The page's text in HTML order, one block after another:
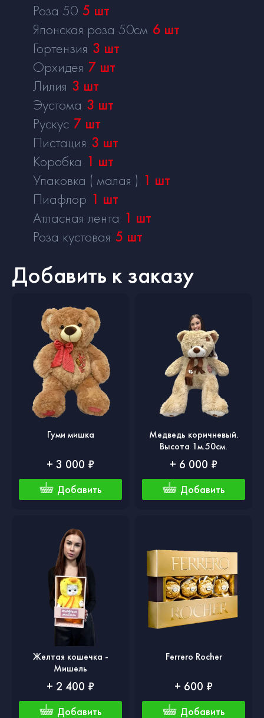
Роза 50 5 шт
Японская роза 50см 6 шт
Гортензия 3 шт
Орхидея 7 шт
Лилия 3 шт
Эустома 3 шт
Рускус 7 шт
Пистация 3 шт
Коробка 1 шт
Упаковка ( малая ) 1 шт
Пиафлор 1 шт
Атласная лента 1 шт
Роза кустовая 5 шт
Добавить к заказу
Гуми мишка
+ 3 000 ₽
Добавить
Медведь коричневый.
Высота 1м.50см.
+ 6 000 ₽
Добавить
Желтая кошечка -
Мишель
+ 2 400 ₽
Добавить
Ferrero Rocher
+ 600 ₽
Добавить